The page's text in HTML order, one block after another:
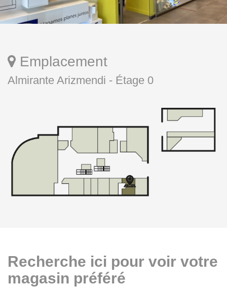
Emplacement
Almirante Arizmendi - Étage 0
Recherche ici pour voir votre
magasin préféré